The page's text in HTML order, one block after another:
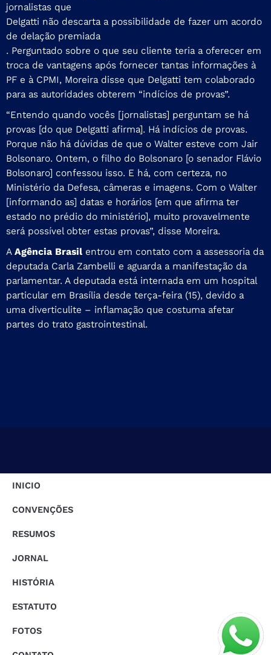
jornalistas que
Delgatti não descarta a possibilidade de fazer um acordo
de delação premiada
. Perguntado sobre o que seu cliente teria a oferecer em
troca de vantagens após fornecer tantas informações à
PF e à CPMI, Moreira disse que Delgatti tem colaborado
para as autoridades obterem “indícios de provas”.
“Entendo quando vocês [jornalistas] perguntam se há
provas [do que Delgatti afirma]. Há indícios de provas.
Porque não há dúvidas de que o Walter esteve com Jair
Bolsonaro. Ontem, o filho do Bolsonaro [o senador Flávio
Bolsonaro] confessou isso. E há, com certeza, no
Ministério da Defesa, câmeras e imagens. Com o Walter
[informando as] datas e horários [em que afirma ter
estado no prédio do ministério], muito provavelmente
será possível obter estas provas”, disse Moreira.
A Agência Brasil entrou em contato com a assessoria da
deputada Carla Zambelli e aguarda a manifestação da
parlamentar. A deputada está internada em um hospital
particular em Brasília desde terça-feira (15), devido a
uma diverticulite – inflamação que costuma afetar
partes do trato gastrointestinal.
INICIO
CONVENÇÕES
RESUMOS
JORNAL
HISTÓRIA
ESTATUTO
FOTOS